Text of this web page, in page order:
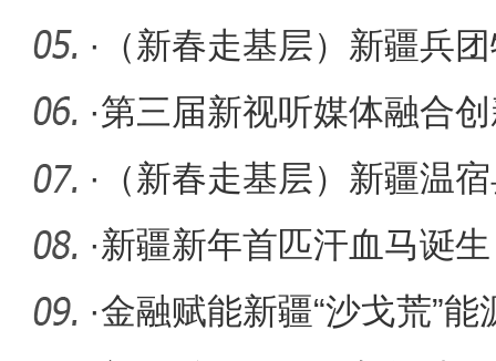
年“计划
·
（新春走基层）新疆兵
化 助力经
·第三届新视听媒体融合
新网作品
·
（新春走基层）新疆温
“莓”好
·新疆新年首匹汗血马诞生
·金融赋能新疆“沙戈荒”能